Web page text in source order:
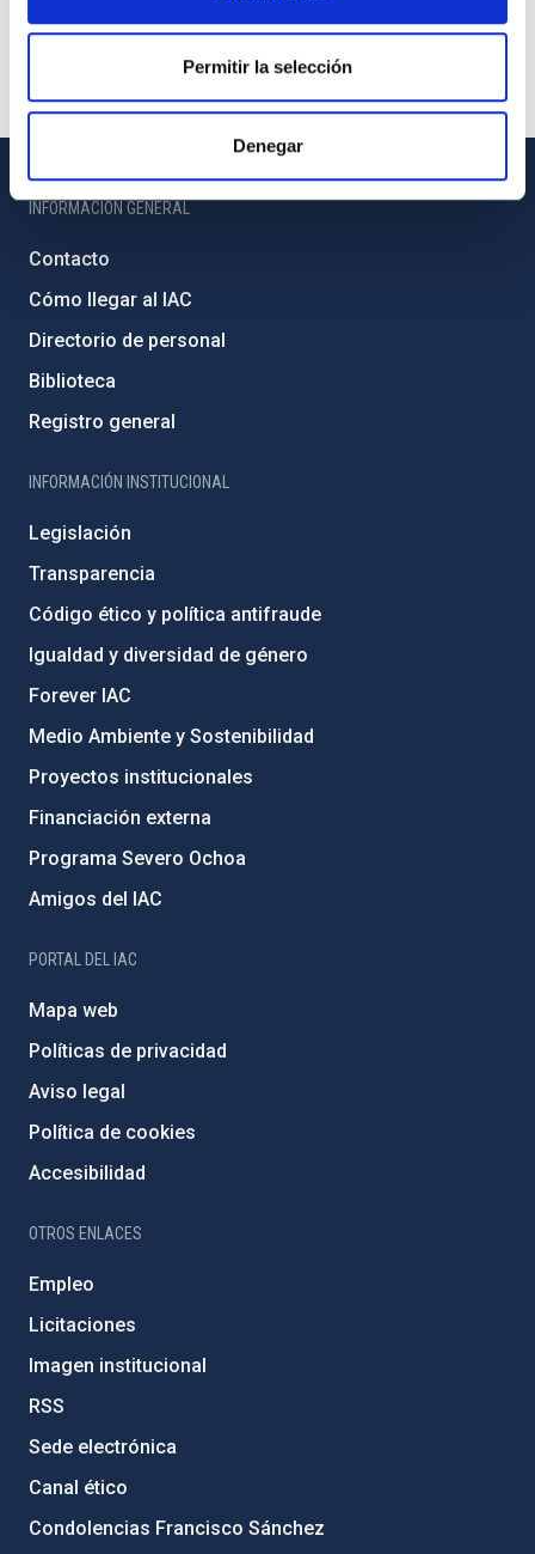
Permitir la selección
Denegar
INFORMACIÓN GENERAL
Contacto
Cómo llegar al IAC
Directorio de personal
Biblioteca
Registro general
INFORMACIÓN INSTITUCIONAL
Legislación
Transparencia
Código ético y política antifraude
Igualdad y diversidad de género
Forever IAC
Medio Ambiente y Sostenibilidad
Proyectos institucionales
Financiación externa
Programa Severo Ochoa
Amigos del IAC
PORTAL DEL IAC
Mapa web
Políticas de privacidad
Aviso legal
Política de cookies
Accesibilidad
OTROS ENLACES
Empleo
Licitaciones
Imagen institucional
RSS
Sede electrónica
Canal ético
Condolencias Francisco Sánchez